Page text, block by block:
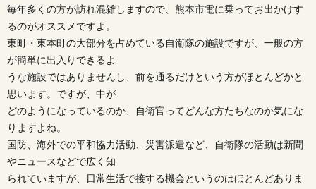
毎年多くの方が訪れ混雑しますので、熊本市電に乗ってお出かけす
るのがオススメですよ。
東町・東本町の大部分を占めている自衛隊の施設ですが、一般の方
が簡単に出入りできるよ
うな施設ではありませんし、前を通るだけという方がほとんどかと
思います。ですが、中が
どのようになっているのか、自衛官ってどんな方たちなのか気にな
りますよね。
国防、海外での平和協力活動、災害派遣など、自衛隊の活動は新聞
やニュースなどで広く知
られていますが、日常生活で接する機会というのはほとんどありま